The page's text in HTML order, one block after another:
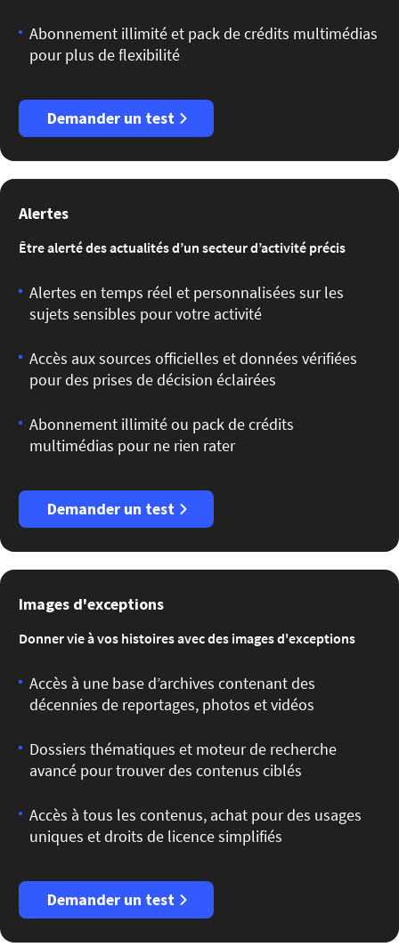
Abonnement illimité et pack de crédits multimédias
pour plus de flexibilité
Demander un test
Alertes
Être alerté des actualités d’un secteur d’activité précis
Alertes en temps réel et personnalisées sur les
sujets sensibles pour votre activité
Accès aux sources officielles et données vérifiées
pour des prises de décision éclairées
Abonnement illimité ou pack de crédits
multimédias pour ne rien rater
Demander un test
Images d'exceptions
Donner vie à vos histoires avec des images d'exceptions
Accès à une base d’archives contenant des
décennies de reportages, photos et vidéos
Dossiers thématiques et moteur de recherche
avancé pour trouver des contenus ciblés
Accès à tous les contenus, achat pour des usages
uniques et droits de licence simplifiés
Demander un test